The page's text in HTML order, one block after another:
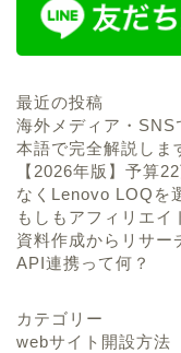
最近の投稿
海外メディア・SNS
本語で完全解説しま
【2026年版】予算
なくLenovo LOQを
もしもアフィリエイ
資料作成からリサー
API連携って何？
カテゴリー
webサイト開設方法